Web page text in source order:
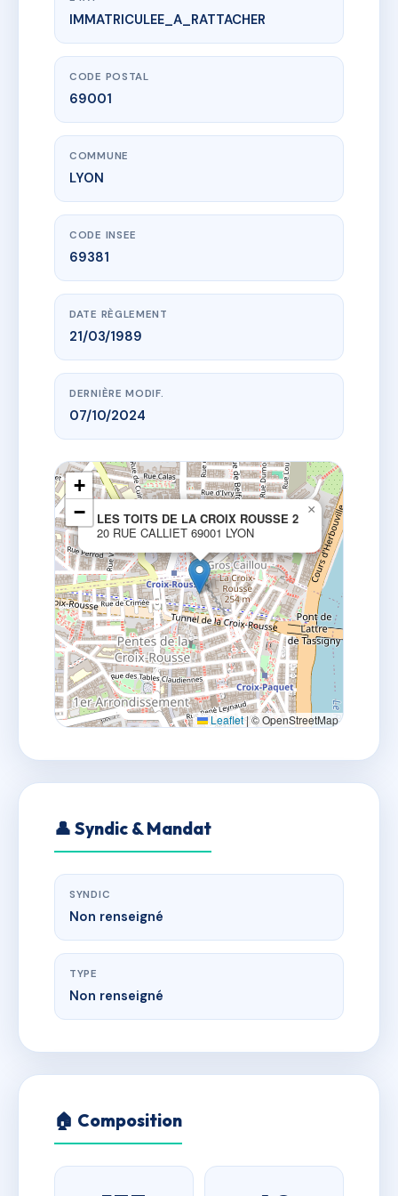
www.vme.plus/AB4645115
LES TOITS DE LA CROIX ROUSSE 2
20 Rue Calliet
IMMATRICULEE_A_RATTACHER
CODE POSTAL
69001
COMMUNE
LYON
CODE INSEE
69381
DATE RÈGLEMENT
21/03/1989
DERNIÈRE MODIF.
07/10/2024
LES TOITS DE LA CROIX ROUSSE 2
20 RUE CALLIET 69001 LYON
×
+
−
Leaflet |© OpenStreetMap
👤 Syndic & Mandat
SYNDIC
Non renseigné
TYPE
Non renseigné
🏠 Composition